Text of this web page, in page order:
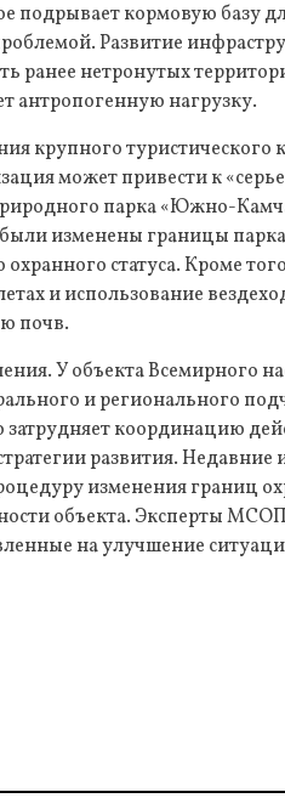
подрывает кормовую базу
Развитие
ранее нетронутых
антропогенную нагрузку.
крупного туристического
может привести к
парка «Южно-
были изменены границы
статуса. Кроме
и использование
почв.
У объекта Всемирного
и регионального
координацию
развития. Недавние
изменения границ
объекта. Эксперты
на улучшение